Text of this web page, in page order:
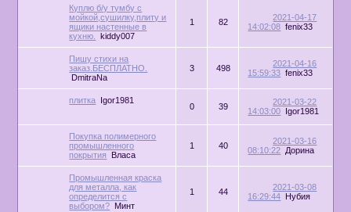
Куплю б/у тумбу с
мойкой,сушилку,плиту и
ящики настенные в
кухню.
kiddy007
1 82
2021-04-17
14:02:08 fenix33
Пишу стихи на
заказ.БЕСПЛАТНО.
DmitraNa
3 498
2021-04-16
15:59:33 fenix33
плитка Igor1981
0 39
2021-03-22
14:03:00
Igor1981
Покупка полимерного
промышленного
покрытия
Власа
1 40
2021-03-16
08:10:22 Дорина
Промышленная краска
для металла, как
определится с
выбором? Минт
1 44
2021-03-08
16:29:44
Нубия